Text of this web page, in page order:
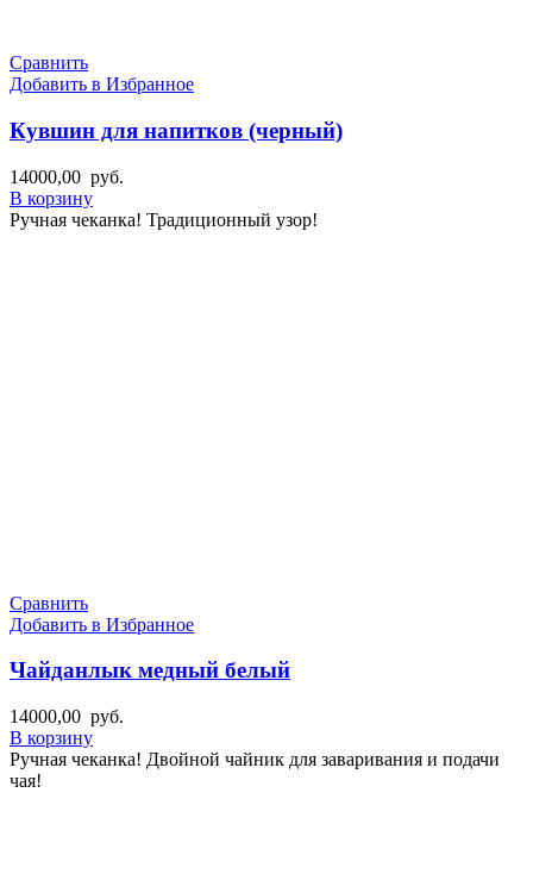
Сравнить
Добавить в Избранное
Кувшин для напитков (черный)
14000,00 руб.
В корзину
Ручная чеканка! Традиционный узор!
Сравнить
Добавить в Избранное
Чайданлык медный белый
14000,00 руб.
В корзину
Ручная чеканка! Двойной чайник для заваривания и подачи
чая!